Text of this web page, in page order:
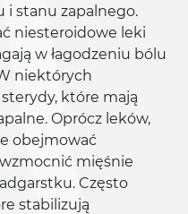
i stanu zapalnego.
niesteroidowe leki
w łagodzeniu bólu
niektórych
które mają
Oprócz leków,
obejmować
mięśnie
Często
stabilizują